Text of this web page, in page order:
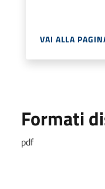
VAI ALLA
Formati
pdf